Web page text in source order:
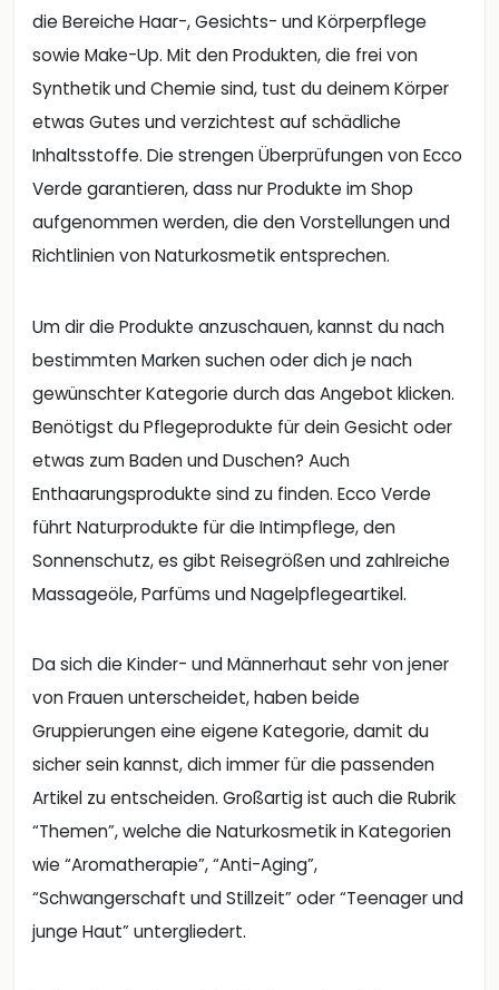
die Bereiche Haar-, Gesichts- und Körperpflege
sowie Make-Up. Mit den Produkten, die frei von
Synthetik und Chemie sind, tust du deinem Körper
etwas Gutes und verzichtest auf schädliche
Inhaltsstoffe. Die strengen Überprüfungen von Ecco
Verde garantieren, dass nur Produkte im Shop
aufgenommen werden, die den Vorstellungen und
Richtlinien von Naturkosmetik entsprechen.
Um dir die Produkte anzuschauen, kannst du nach
bestimmten Marken suchen oder dich je nach
gewünschter Kategorie durch das Angebot klicken.
Benötigst du Pflegeprodukte für dein Gesicht oder
etwas zum Baden und Duschen? Auch
Enthaarungsprodukte sind zu finden. Ecco Verde
führt Naturprodukte für die Intimpflege, den
Sonnenschutz, es gibt Reisegrößen und zahlreiche
Massageöle, Parfüms und Nagelpflegeartikel.
Da sich die Kinder- und Männerhaut sehr von jener
von Frauen unterscheidet, haben beide
Gruppierungen eine eigene Kategorie, damit du
sicher sein kannst, dich immer für die passenden
Artikel zu entscheiden. Großartig ist auch die Rubrik
“Themen”, welche die Naturkosmetik in Kategorien
wie “Aromatherapie”, “Anti-Aging”,
“Schwangerschaft und Stillzeit” oder “Teenager und
junge Haut” untergliedert.